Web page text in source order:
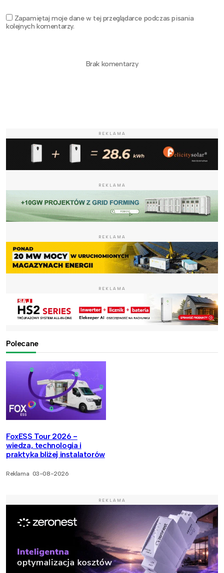
Zapamiętaj moje dane w tej przeglądarce podczas pisania
kolejnych komentarzy.
Brak komentarzy
REKLAMA
REKLAMA
REKLAMA
REKLAMA
Polecane
FoxESS Tour 2026 -
wiedza, technologia i
praktyka bliżej instalatorów
Reklama 03-08-2026
REKLAMA